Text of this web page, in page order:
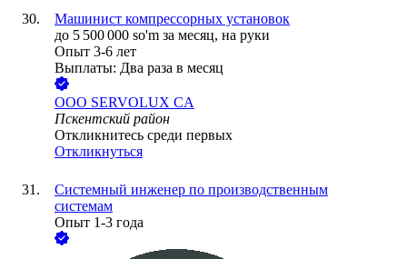
Машинист компрессорных установок
до 5 500 000 so'm за месяц, на руки
Опыт 3-6 лет
Выплаты: Два раза в месяц
ООО SERVOLUX CA
Пскентский район
Откликнитесь среди первых
Откликнуться
Системный инженер по производственным
системам
Опыт 1-3 года